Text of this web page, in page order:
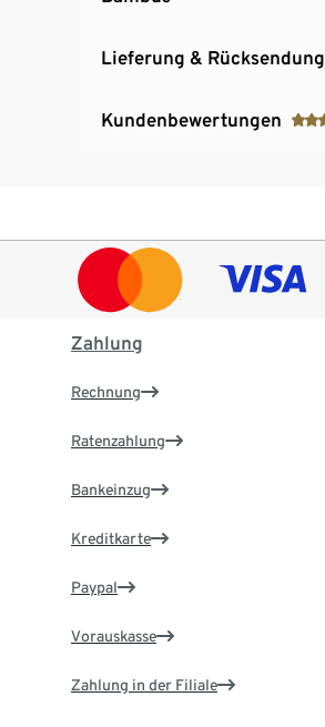
Lieferung & Rücksendung
Kundenbewertungen
Zahlung
Rechnung
Ratenzahlung
Bankeinzug
Kreditkarte
Paypal
Vorauskasse
Zahlung in der Filiale